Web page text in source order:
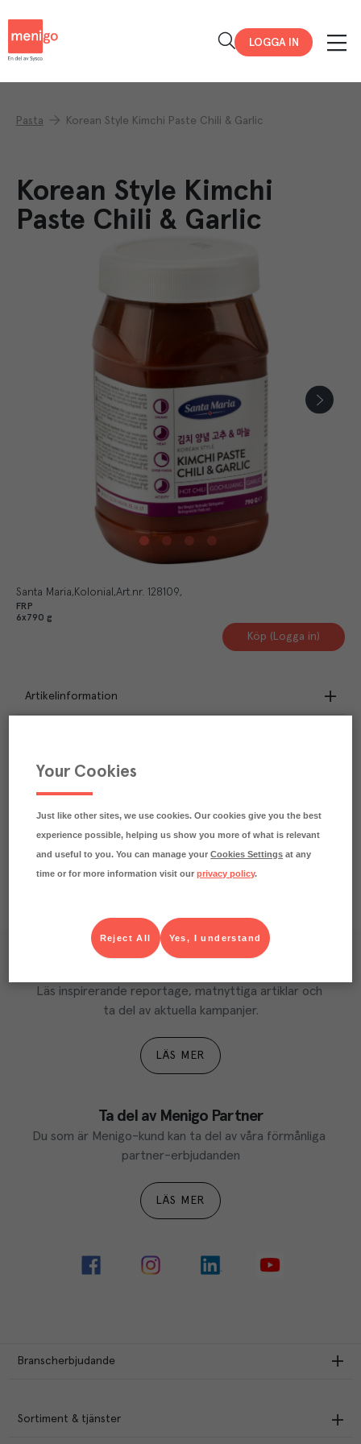
LOGGA IN
Pasta Korean Style Kimchi Paste Chili & Garlic
Korean Style Kimchi
Paste Chili & Garlic
Santa Maria Kolonial Art.nr. 128109
FRP
6x790 g
Köp (Logga in)
Artikelinformation
Märkningar
Läs inspirerande reportage, matnyttiga artiklar och
ta del av aktuella kampanjer.
LÄS MER
Ta del av Menigo Partner
Du som är Menigo-kund kan ta del av våra förmånliga
partner-erbjudanden
LÄS MER
Branscherbjudande
Sortiment & tjänster
Your Cookies
Just like other sites, we use cookies. Our cookies give you the best
experience possible, helping us show you more of what is relevant
and useful to you. You can manage yourCookies Settings at any
time or for more information visit ourprivacy policy.
Yes, I understand
Reject All